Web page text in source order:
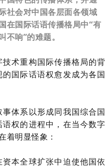
社会对中国各层面各领域
在国际话语传播格局中“有
响”的难题。
术重构国际传播格局的背
国际话语权愈发成为各国
体系以形成同我国综合国
权的进程中，在当今数字
着明显怪象：
本全球扩张中迫使他国依